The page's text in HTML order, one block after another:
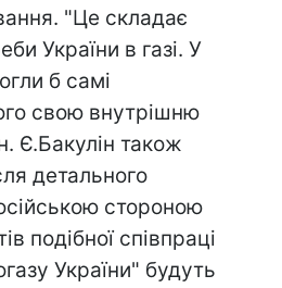
"Це складає
України в газі. У
б самі
свою внутрішню
Є.Бакулін також
детального
стороною
подібної співпраці
України" будуть